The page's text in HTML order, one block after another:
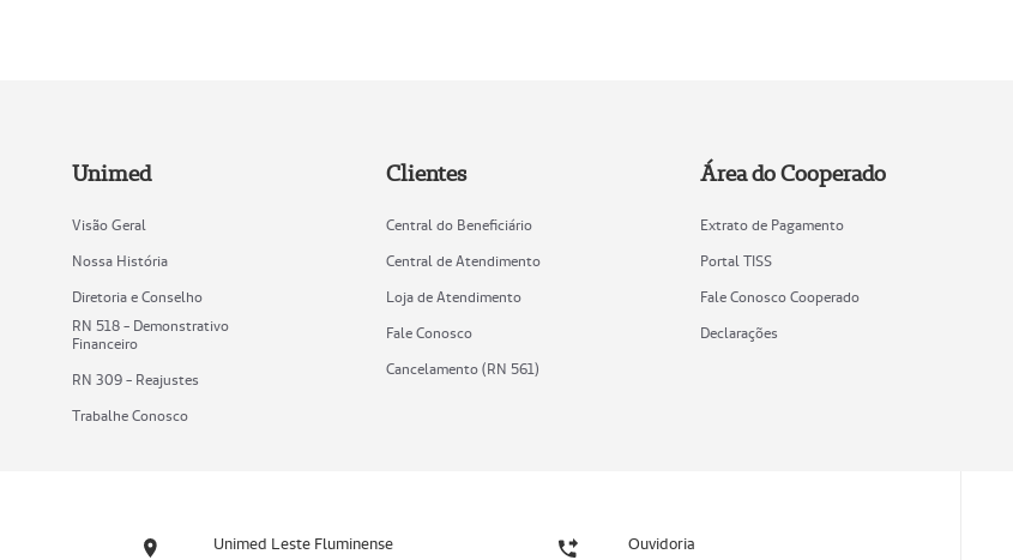
Unimed
Visão Geral
Nossa História
Diretoria e Conselho
RN 518 - Demonstrativo
Financeiro
RN 309 - Reajustes
Trabalhe Conosco
Clientes
Central do Beneficiário
Central de Atendimento
Loja de Atendimento
Fale Conosco
Cancelamento (RN 561)
Área do Cooperado
Extrato de Pagamento
Portal TISS
Fale Conosco Cooperado
Declarações
Unimed Leste Fluminense Ouvidoria